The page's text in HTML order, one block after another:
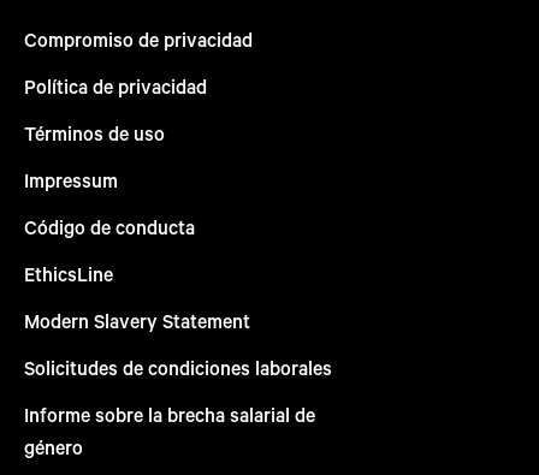
Compromiso de privacidad
Política de privacidad
Términos de uso
Impressum
Código de conducta
EthicsLine
Modern Slavery Statement
Solicitudes de condiciones laborales
Informe sobre la brecha salarial de
género